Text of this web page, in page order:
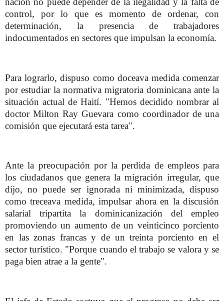
control, por lo que es momento de ordenar, con
determinación, la presencia de trabajadores
indocumentados en sectores que impulsan la economía.
Para lograrlo, dispuso como doceava medida comenzar
por estudiar la normativa migratoria dominicana ante la
situación actual de Haití. "Hemos decidido nombrar al
doctor Milton Ray Guevara como coordinador de una
comisión que ejecutará esta tarea".
Ante la preocupación por la perdida de empleos para
los ciudadanos que genera la migración irregular, que
dijo, no puede ser ignorada ni minimizada, dispuso
como treceava medida, impulsar ahora en la discusión
salarial tripartita la dominicanización del empleo
promoviendo un aumento de un veinticinco porciento
en las zonas francas y de un treinta porciento en el
sector turístico. "Porque cuando el trabajo se valora y se
paga bien atrae a la gente".